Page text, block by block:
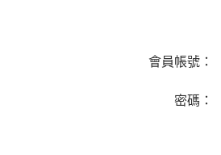
會員帳號：
密碼：